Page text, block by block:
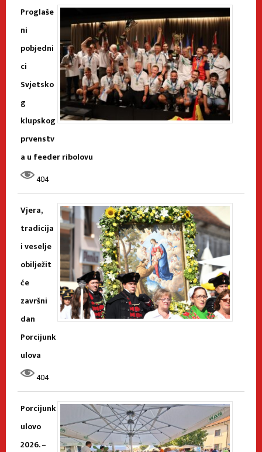
Proglaše
ni
pobjedni
ci
Svjetsko
g
klupskog
prvenstv
a u feeder ribolovu
404
Vjera,
tradicija
i veselje
obilježit
će
završni
dan
Porcijunk
ulova
404
Porcijunk
ulovo
2026. –